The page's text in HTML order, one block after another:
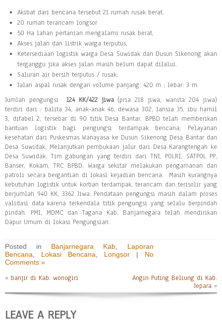
Akibat dari bencana tersebut 21 rumah rusak berat.
20 rumah terancam longsor
50 Ha lahan pertanian mengalami rusak berat,
Akses jalan dan listrik warga terputus,
Ketersediaan logistik warga Desa Suwidak dan Dusun Sikenong akan
terganggu jika akses jalan masih belum dapat dilalui.
Saluran air bersih terputus / rusak;
Jalan aspal rusak dengan volume panjang: 420 m ; lebar: 3 m.
Jumlah pengungsi 124 KK/422 jiwa (pria 218 jiwa, wanita 204 jiwa)
terdiri dari : balita 34, anak-anak 46, dewasa 302, lansia 35, ibu hamil
3, difabel 2, tersebar di 90 titik Desa Bantar. BPBD telah memberikan
bantuan logistik bagi pengungsi terdampak bencana; Pelayanan
kesehatan dari Puskesmas Wanayasa ke Dusun Sikenong Desa Bantar dan
Desa Suwidak; Melanjutkan pembukaan jalur dari Desa Karangtengah ke
Desa Suwidak. Tim gabungan yang terdiri dari TNI, POLRI, SATPOL PP,
Banser, Kokam, TRC BPBD, Warga sekitar melakukan pengamanan dan
patroli secara bergantian di lokasi kejadian bencana. Masih kurangnya
kebutuhan logistik untuk korban terdampak, terancam dan terisolir yang
berjumlah 940 KK, 3362 Jiwa. Pendataan pengungsi masih dalam proses
validasi data karena terkendala titik pengungsi yang selalu berpindah
pindah. PMI, MDMC dan Tagana Kab. Banjarnegara telah mendirikan
Dapur Umum di lokasi Pengungsian.
Posted in Banjarnegara Kab
Laporan
Bencana
Lokasi Bencana Longsor| No
Comments »
« banjir di Kab. wonogiri
Angin Puting Beliung di Kab.
Jepara »
LEAVE A REPLY